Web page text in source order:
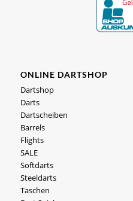
ONLINE DARTSHOP
Dartshop
Darts
Dartscheiben
Barrels
Flights
SALE
Softdarts
Steeldarts
Taschen